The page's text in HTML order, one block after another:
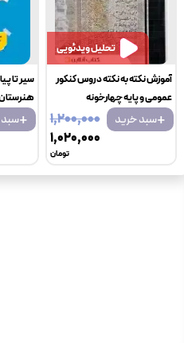
تحلیل ویدئویی
آموزش نکته به نکته دروس کنکور
عمومی و پایه چهارخونه
+سبد خرید
۱٬۲۰۰٬۰۰۰
۱٬۰۲۰٬۰۰۰
تومان
سیر تا
+